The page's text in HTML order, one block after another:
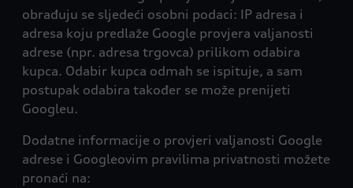
obrađuju se sljedeći osobni podaci: IP adresa i
adresa koju predlaže Google provjera valjanosti
adrese (npr. adresa trgovca) prilikom odabira
kupca. Odabir kupca odmah se ispituje, a sam
postupak odabira također se može prenijeti
Googleu.
Dodatne informacije o provjeri valjanosti Google
adrese i Googleovim pravilima privatnosti možete
pronaći na: